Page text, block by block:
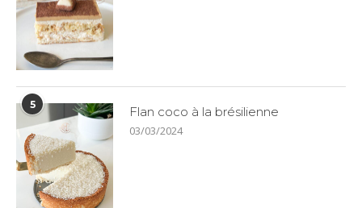
5
Flan coco à la brésilienne
03/03/2024